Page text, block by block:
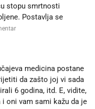
stopu smrtnosti
Postavlja se
medicina postane
da zašto joj vi sada
6 godina, itd. E, vidite,
oni vam sami kažu da je